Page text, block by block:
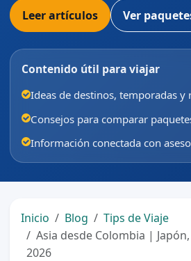
Leer artículos Ver
Contenido útil para viajar
Ideas de destinos, temporadas y
Consejos para comparar
Información conectada con
Inicio Blog
Tips de Viaje
Asia desde Colombia |
2026